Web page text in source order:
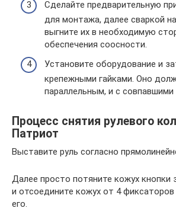
Сделайте предварительную
для монтажа, далее сваркой
выгните их в необходимую
обеспечения соосности.
Установите оборудование и
крепежными гайками. Оно
параллельным, и с совпавшими
Процесс снятия рулевого
Патриот
Выставите руль согласно
Далее просто потяните кожух кнопки
и отсоедините кожух от 4
его.